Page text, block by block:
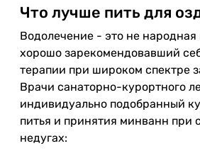
Что лучше пить для
Водолечение - это не
хорошо зарекомендовавший
терапии при широком спектре
Врачи санаторно-курортного
индивидуально подобранный
питья и принятия минванн при
недугах: